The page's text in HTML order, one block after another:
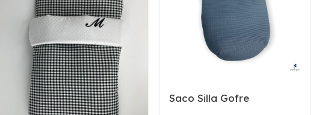
Saco Silla Gofre